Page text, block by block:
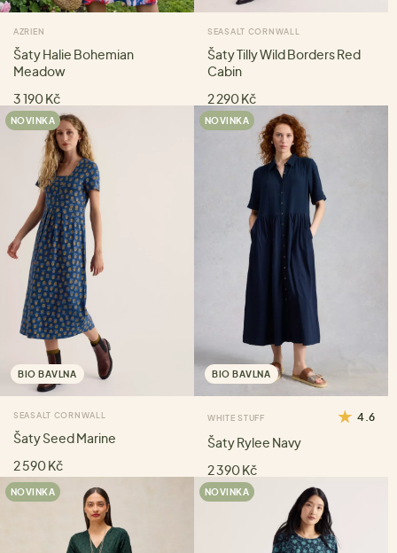
AZRIEN
Šaty Halie Bohemian
Meadow
3 190 Kč
SEASALT CORNWALL
Šaty Tilly Wild Borders Red
Cabin
2 290 Kč
NOVINKA
BIO BAVLNA
SEASALT CORNWALL
Šaty Seed Marine
2 590 Kč
NOVINKA
BIO BAVLNA
WHITE STUFF 4.6
Šaty Rylee Navy
2 390 Kč
NOVINKA NOVINKA